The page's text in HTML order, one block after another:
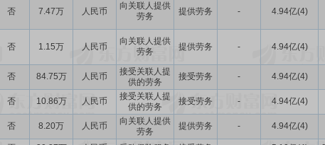
否 7.47万 人民币
向关联人提供
劳务
提供劳务 - 4.94亿(4)
否 1.15万 人民币
向关联人提供
劳务
提供劳务 - 4.94亿(4)
否 84.75万 人民币
接受关联人提
供的劳务
接受劳务 - 4.94亿(4)
否 10.86万 人民币
接受关联人提
供的劳务
接受劳务 - 4.94亿(4)
否 8.20万 人民币
向关联人提供
劳务
提供劳务 - 4.94亿(4)